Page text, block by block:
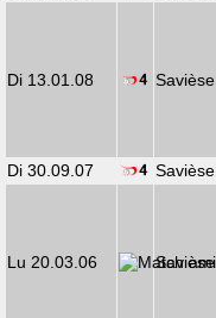
Di 13.01.08 Savièse
Di 30.09.07 Savièse
Lu 20.03.06 Savièse